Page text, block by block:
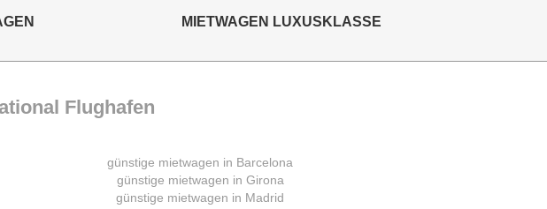
MIETWAGEN LUXUSKLASSE
Flughafen
günstige mietwagen in Barcelona
günstige mietwagen in Girona
günstige mietwagen in Madrid